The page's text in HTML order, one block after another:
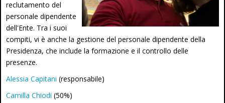
reclutamento del
personale dipendente
dell'Ente. Tra i suoi
compiti, vi è anche la gestione del personale dipendente della
Presidenza, che include la formazione e il controllo delle
presenze.
Alessia Capitani (responsabile)
Camilla Chiodi (50%)